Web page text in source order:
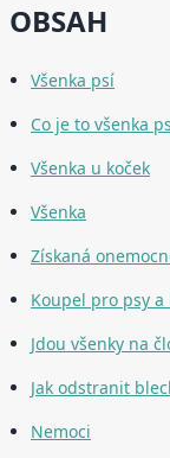
OBSAH
Všenka psí
Co je to všenka
Všenka u koček
Všenka
Získaná
Koupel pro psy a
Jdou všenky na
Jak odstranit
Nemoci